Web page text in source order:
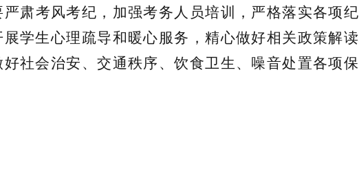
肃考风考纪，加强考务人员培训，严格落实各项
学生心理疏导和暖心服务，精心做好相关政策解
社会治安、交通秩序、饮食卫生、噪音处置各项